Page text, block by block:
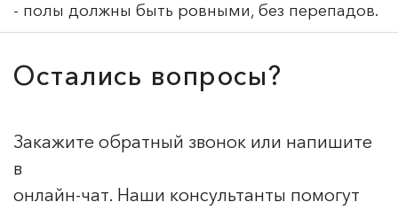
- полы должны быть ровными, без перепадов.
Остались вопросы?
Закажите обратный звонок или напишите
в
онлайн-чат. Наши консультанты помогут